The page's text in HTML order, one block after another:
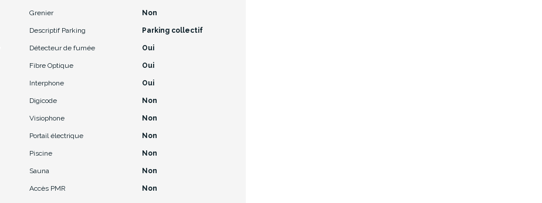
Grenier Non
Descriptif Parking Parking collectif
Détecteur de fumée Oui
Fibre Optique Oui
Interphone Oui
Digicode Non
Visiophone Non
Portail électrique Non
Piscine Non
Sauna Non
Accès PMR Non